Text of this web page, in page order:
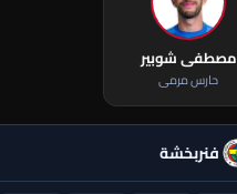
مصطفى شوبير
حارس مرمى
فنربخشة